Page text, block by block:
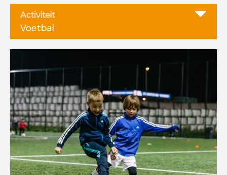
Activiteit
Voetbal